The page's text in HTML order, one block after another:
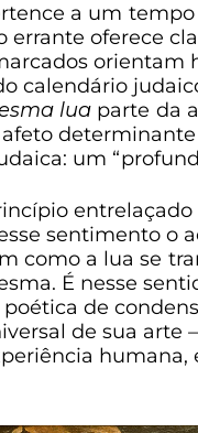
a um
errante oferece
orientam
calendário
lua parte da
um
sentimento o
como a lua se
É nesse
de
de sua arte